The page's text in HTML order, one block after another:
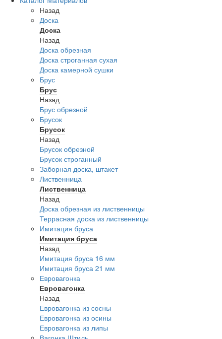
Назад
Доска
Доска
Назад
Доска обрезная
Доска строганная сухая
Доска камерной сушки
Брус
Брус
Назад
Брус обрезной
Брусок
Брусок
Назад
Брусок обрезной
Брусок строганный
Заборная доска, штакет
Лиственница
Лиственница
Назад
Доска обрезная из лиственницы
Террасная доска из лиственницы
Имитация бруса
Имитация бруса
Назад
Имитация бруса 16 мм
Имитация бруса 21 мм
Евровагонка
Евровагонка
Назад
Евровагонка из сосны
Евровагонка из осины
Евровагонка из липы